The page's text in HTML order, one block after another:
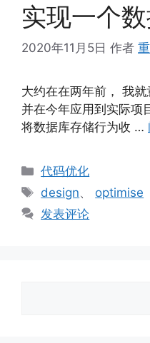
实现一个
2020年11月5日 作者
大约在在两年前， 我就
并在今年应用到实际项
将数据库存储行为收 …
分
类
代码优化
标
签
design、 optimise
发表评论